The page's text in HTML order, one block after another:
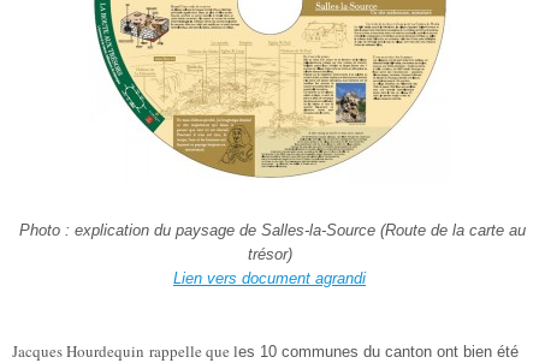
Photo : explication du paysage de Salles-la-Source (Route de la carte au
trésor)
Lien vers document agrandi
Jacques Hourdequin rappelle que les 10 communes du canton ont bien été